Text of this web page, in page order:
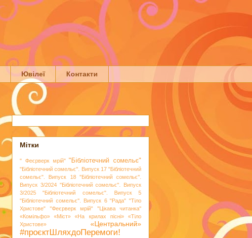
Ювілеї Контакти
Мітки
" Феєрверк мрій" "Бібліотечний сомельє"
"Бібліотечний сомельє". Випуск 17 "Бібліотечний
сомельє". Випуск 18
"Бібліотечний сомельє".
Випуск 3/2024 "Бібліотечний сомельє". Випуск
3/2025
"Бібліотечний сомельє". Випуск 5
"Бібліотечний сомельє". Випуск 6 "Рада" "Тіло
Христове"
"Феєрверк мрій"
"Цікава читанка"
«Комільфо»
«Міст» «На крилах пісні»
«Тіло
Христове»
«Центральний»
#проєктШляхдоПеремоги!